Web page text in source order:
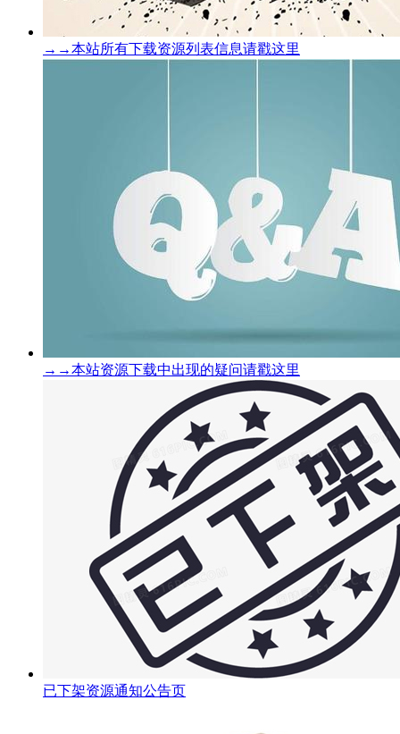
→→本站所有下载资源列表信息请戳这里
→→本站资源下载中出现的疑问请戳这里
已下架资源通知公告页